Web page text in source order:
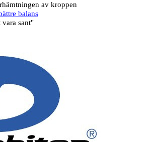
av kroppen
balans
sant"